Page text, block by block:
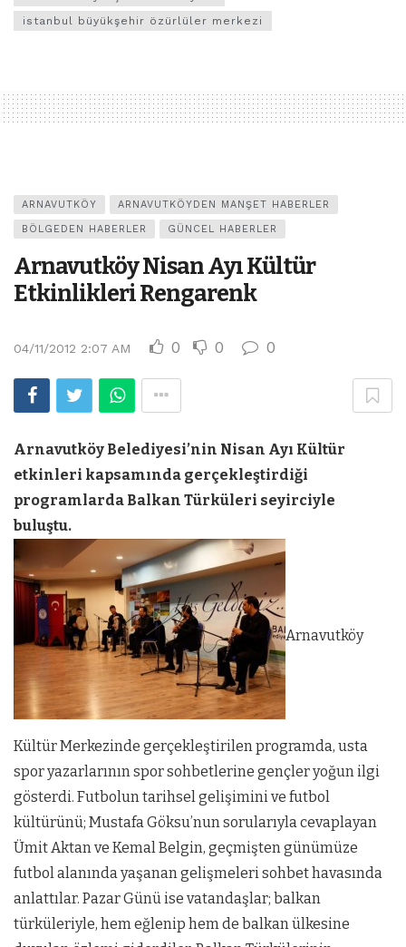
istanbul büyükşehir özürlüler merkezi
ARNAVUTKÖY ARNAVUTKÖYDEN MANŞET HABERLER
BÖLGEDEN HABERLER GÜNCEL HABERLER
Arnavutköy Nisan Ayı Kültür
Etkinlikleri Rengarenk
04/11/2012 2:07 AM 0 0 0
Arnavutköy Belediyesi’nin Nisan Ayı Kültür
etkinleri kapsamında gerçekleştirdiği
programlarda Balkan Türküleri seyirciyle
buluştu.
Arnavutköy
Kültür Merkezinde gerçekleştirilen programda, usta
spor yazarlarının spor sohbetlerine gençler yoğun ilgi
gösterdi. Futbolun tarihsel gelişimini ve futbol
kültürünü; Mustafa Göksu’nun sorularıyla cevaplayan
Ümit Aktan ve Kemal Belgin, geçmişten günümüze
futbol alanında yaşanan gelişmeleri sohbet havasında
anlattılar. Pazar Günü ise vatandaşlar; balkan
türküleriyle, hem eğlenip hem de balkan ülkesine